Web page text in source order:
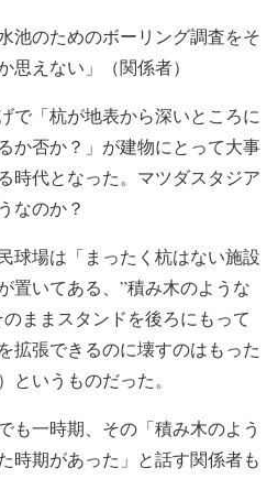
池のためのボーリング調査をそ
思えない」（関係者）
で「杭が地表から深いところに
か否か？」が建物にとって大事
時代となった。マツダスタジア
なのか？
球場は「まったく杭はない施設
置いてある、”積み木のような
ままスタンドを後ろにもって
拡張できるのに壊すのはもった
いうものだった。
も一時期、その「積み木のよう
時期があった」と話す関係者も